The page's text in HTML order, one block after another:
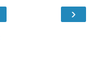
›